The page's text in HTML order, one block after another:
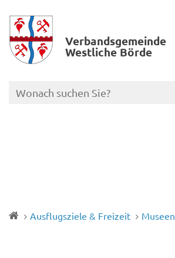
Verbands­gemeinde
Westliche Börde
Ausflugsziele & Freizeit Museen